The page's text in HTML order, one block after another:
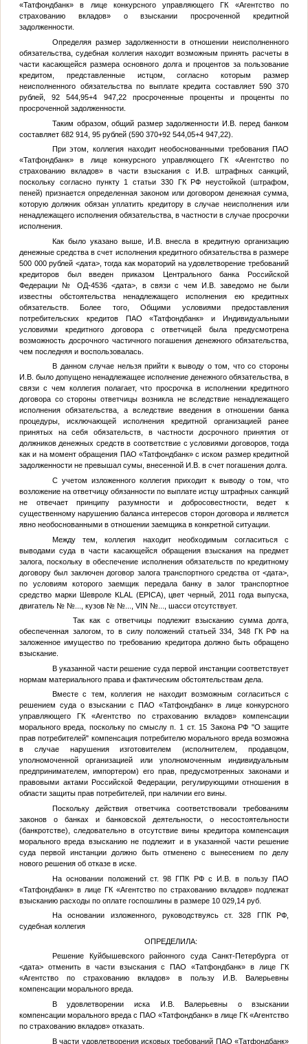
«Татфондбанк» в лице конкурсного управляющего ГК «Агентство по
страхованию вкладов» о взыскании просроченной кредитной
задолженности.
Определяя размер задолженности в отношении неисполненного
обязательства, судебная коллегия находит возможным принять расчеты в
части касающейся размера основного долга и процентов за пользование
кредитом, представленные истцом, согласно которым размер
неисполненного обязательства по выплате кредита составляет 590 370
рублей, 92 544,95+4 947,22 просроченные проценты и проценты по
просроченной задолженности.
Таким образом, общий размер задолженности И.В. перед банком
составляет 682 914, 95 рублей (590 370+92 544,05+4 947,22).
При этом, коллегия находит необоснованными требования ПАО
«Татфондбанк» в лице конкурсного управляющего ГК «Агентство по
страхованию вкладов» в части взыскания с
И.В.
штрафных санкций,
поскольку согласно пункту 1 статьи 330 ГК РФ неустойкой (штрафом,
пеней) признается определенная законом или договором денежная сумма,
которую должник обязан уплатить кредитору в случае неисполнения или
ненадлежащего исполнения обязательства, в частности в случае просрочки
исполнения.
Как было указано выше, И.В.
внесла в кредитную организацию
денежные средства в счет исполнения кредитного обязательства в размере
500 000 рублей <дата>, тогда как мораторий на удовлетворение требований
кредиторов был введен приказом Центрального банка Российской
Федерации № ОД-4536<дата> , в связи с чемИ.В.
заведомо не были
известны обстоятельства ненадлежащего исполнения ею кредитных
обязательств. Более того, Общими условиями предоставления
потребительских кредитов ПАО «Татфондбанк» и Индивидуальными
условиями кредитного договора с ответчицей была предусмотрена
возможность досрочного частичного погашения денежного обязательства,
чем последняя и воспользовалась.
В данном случае нельзя прийти к выводу о том, что со стороны
И.В. было допущено ненадлежащее исполнение денежного обязательства, в
связи с чем коллегия полагает, что просрочка в исполнении кредитного
договора со стороны ответчицы возникла не вследствие ненадлежащего
исполнения обязательства, а вследствие введения в отношении банка
процедуры, исключающей исполнения кредитной организацией ранее
принятых на себя обязательств, в частности досрочного принятия от
должников денежных средств в соответствие с условиями договоров, тогда
как и на момент обращения ПАО «Татфондбанк» с иском размер кредитной
задолженности не превышал сумы, внесенной И.В. в счет погашения долга.
С учетом изложенного коллегия приходит к выводу о том, что
возложение на ответчицу обязанности по выплате истцу штрафных санкций
не отвечает принципу разумности и добросовестности, ведет к
существенному нарушению баланса интересов сторон договора и является
явно необоснованными в отношении заемщика в конкретной ситуации.
Между тем, коллегия находит необходимым согласиться с
выводами суда в части касающейся обращения взыскания на предмет
залога, поскольку в обеспечение исполнения обязательств по кредитному
договору был заключен договор залога транспортного средства от<дата>
по условиям которого заемщик передала банку в залог транспортное
средство марки Шевроле KLAL (EPICA), цвет черный, 2011 года выпуска,
двигатель № №... , кузов № №... , VIN №...
, шасси отсутствует.
Так как с ответчицы подлежит взысканию сумма долга,
обеспеченная залогом, то в силу положений статьей 334, 348 ГК РФ на
заложенное имущество по требованию кредитора должно быть обращено
взыскание.
В указанной части решение суда первой инстанции соответствует
нормам материального права и фактическим обстоятельствам дела.
Вместе с тем, коллегия не находит возможным согласиться с
решением суда о взыскании с ПАО «Татфондбанк» в лице конкурсного
управляющего ГК «Агентство по страхованию вкладов» компенсации
морального вреда, поскольку по смыслу п. 1 ст. 15 Закона РФ "О защите
прав потребителей" компенсация потребителю морального вреда возможна
в случае нарушения изготовителем (исполнителем, продавцом,
уполномоченной организацией или уполномоченным индивидуальным
предпринимателем, импортером) его прав, предусмотренных законами и
правовыми актами Российской Федерации, регулирующими отношения в
области защиты прав потребителей, при наличии его вины.
Поскольку действия ответчика соответствовали требованиям
законов о банках и банковской деятельности, о несостоятельности
(банкротстве), следовательно в отсутствие вины кредитора компенсация
морального вреда взысканию не подлежит и в указанной части решение
суда первой инстанции должно быть отменено с вынесением по делу
нового решения об отказе в иске.
На основании положений ст. 98 ГПК РФ сИ.В.
в пользу ПАО
«Татфондбанк» в лице ГК «Агентство по страхованию вкладов» подлежат
взысканию расходы по оплате госпошлины в размере 10 029,14 руб.
На основании изложенного, руководствуясь ст. 328 ГПК РФ,
судебная коллегия
ОПРЕДЕЛИЛА:
Решение Куйбышевского районного суда Санкт-Петербурга от
<дата>отменить в части взыскания с ПАО «Татфондбанк» в лице ГК
«Агентство по страхованию вкладов» в пользу
И.В.
Валерьевны
компенсации морального вреда.
В удовлетворении иска И.В.
Валерьевны о взыскании
компенсации морального вреда с ПАО «Татфондбанк» в лице ГК «Агентство
по страхованию вкладов» отказать.
В части удовлетворения исковых требований ПАО «Татфондбанк»